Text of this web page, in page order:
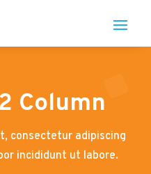
Column
consectetur adipiscing
incididunt ut labore.